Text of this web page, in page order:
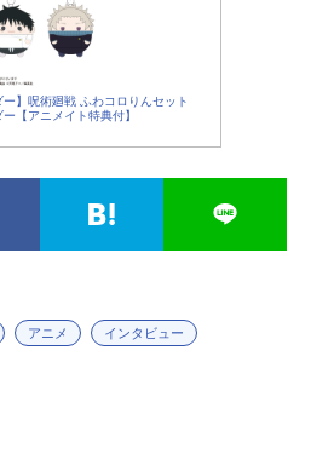
ー】呪術廻戦 ふわコロりんセット
【アニメイト特典付】
アニメ インタビュー